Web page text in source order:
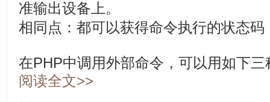
准输出设备上。
相同点：都可以获得命令执行的状态码
在PHP中调用外部命令，可以用如下
阅读全文>>